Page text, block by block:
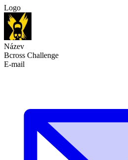
Logo
Název
Bcross Challenge
E-mail